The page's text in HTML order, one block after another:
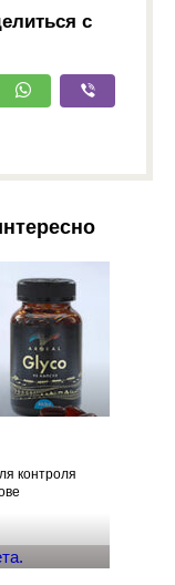
с
контроля